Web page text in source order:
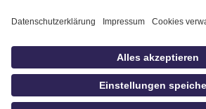
idowa
Privatsphäre